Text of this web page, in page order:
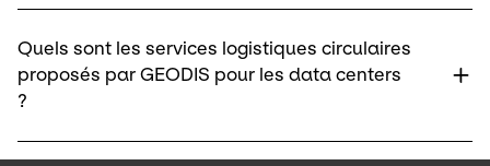
Quels sont les services logistiques circulaires
proposés par GEODIS pour les data centers
?